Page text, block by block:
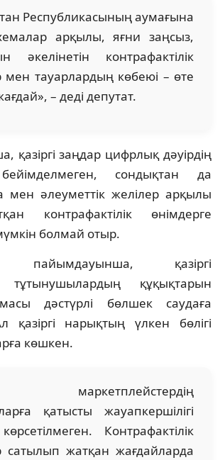
Республикасының аумағына
арқылы, яғни заңсыз,
әкелінетін контрафактілік
мен тауарлардың көбеюі – өте
– деді депутат.
қазіргі заңдар цифрлық дәуірдің
сондықтан да
мен әлеуметтік желілер арқылы
контрафактілік өнімдерге
болмай отыр.
пайымдауынша, қазіргі
тұтынушылардың құқықтарын
дәстүрлі бөлшек саудаға
қазіргі нарықтың үлкен бөлігі
көшкен.
маркетплейстердің
қатысты жауапкершілігі
Контрафактілік
сатылып жатқан жағдайларда